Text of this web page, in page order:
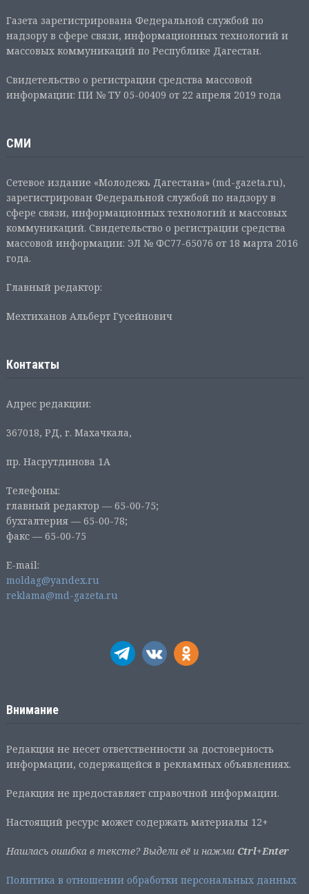
Газета зарегистрирована Федеральной службой по
надзору в сфере связи, информационных технологий и
массовых коммуникаций по Республике Дагестан.
Свидетельство о регистрации средства массовой
информации: ПИ № ТУ 05-00409 от 22 апреля 2019 года
СМИ
Сетевое издание «Молодежь Дагестана» (md-gazeta.ru),
зарегистрирован Федеральной службой по надзору в
сфере связи, информационных технологий и массовых
коммуникаций. Свидетельство о регистрации средства
массовой информации: ЭЛ № ФС77-65076 от 18 марта 2016
года.
Главный редактор:
Мехтиханов Альберт Гусейнович
Контакты
Адрес редакции:
367018, РД, г. Махачкала,
пр. Насрутдинова 1А
Телефоны:
главный редактор — 65-00-75;
бухгалтерия — 65-00-78;
факс — 65-00-75
E-mail:
moldag@yandex.ru
reklama@md-gazeta.ru
Внимание
Редакция не несет ответственности за достоверность
информации, содержащейся в рекламных объявлениях.
Редакция не предоставляет справочной информации.
Настоящий ресурс может содержать материалы 12+
Нашлась ошибка в тексте? Выдели её и нажми Ctrl+Enter
Политика в отношении обработки персональных данных